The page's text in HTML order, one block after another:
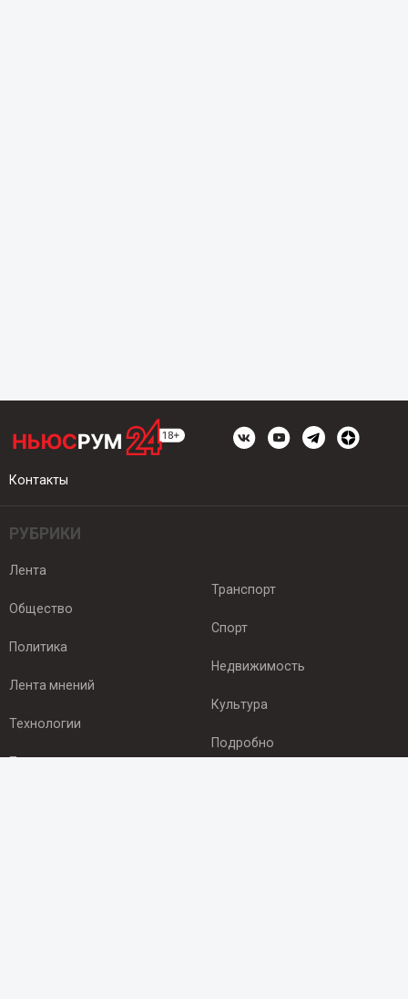
Контакты
РУБРИКИ
Лента
Общество
Политика
Лента мнений
Технологии
Происшествия
Транспорт
Спорт
Недвижимость
Культура
Подробно